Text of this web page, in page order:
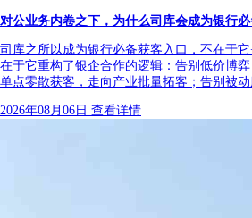
对公业务内卷之下，为什么司库会成为银行必
司库之所以成为银行必备获客入口，不在于
在于它重构了银企合作的逻辑：告别低价博
单点零散获客，走向产业批量拓客；告别被动
2026年08月06日 查看详情